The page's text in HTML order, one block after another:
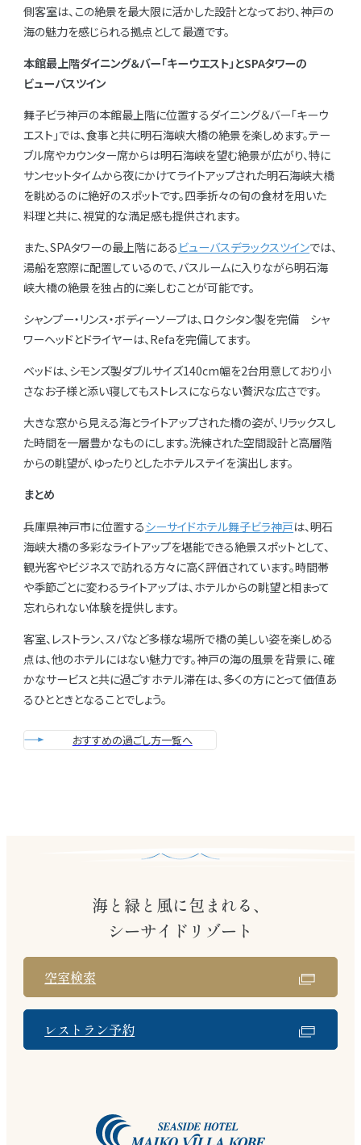
側客室は、この絶景を最大限に活かした設計となっており、神戸の
海の魅力を感じられる拠点として最適です。
本館最上階ダイニング＆バー「キーウエスト」とSPAタワーの
ビューバスツイン
舞子ビラ神戸の本館最上階に位置するダイニング＆バー「キーウ
エスト」では、食事と共に明石海峡大橋の絶景を楽しめます。テー
ブル席やカウンター席からは明石海峡を望む絶景が広がり、特に
サンセットタイムから夜にかけてライトアップされた明石海峡大橋
を眺めるのに絶好のスポットです。四季折々の旬の食材を用いた
料理と共に、視覚的な満足感も提供されます。
また、SPAタワーの最上階にある ビューバスデラックスツインでは、
湯船を窓際に配置しているので、バスルームに入りながら明石海
峡大橋の絶景を独占的に楽しむことが可能です。
シャンプー・リンス・ボディーソープは、ロクシタン製を完備 シャ
ワーヘッドとドライヤーは、Refaを完備してます。
ベッドは、シモンズ製ダブルサイズ140cm幅を2台用意しており小
さなお子様と添い寝してもストレスにならない贅沢な広さです。
大きな窓から見える海とライトアップされた橋の姿が、リラックスし
た時間を一層豊かなものにします。洗練された空間設計と高層階
からの眺望が、ゆったりとしたホテルステイを演出します。
まとめ
兵庫県神戸市に位置するシーサイドホテル舞子ビラ神戸は、明石
海峡大橋の多彩なライトアップを堪能できる絶景スポットとして、
観光客やビジネスで訪れる方々に高く評価されています。時間帯
や季節ごとに変わるライトアップは、ホテルからの眺望と相まって
忘れられない体験を提供します。
客室、レストラン、スパなど多様な場所で橋の美しい姿を楽しめる
点は、他のホテルにはない魅力です。神戸の海の風景を背景に、確
かなサービスと共に過ごすホテル滞在は、多くの方にとって価値あ
るひとときとなることでしょう。
おすすめの過ごし方一覧へ
海と緑と風に包まれる、
シーサイドリゾート
空室検索
レストラン予約